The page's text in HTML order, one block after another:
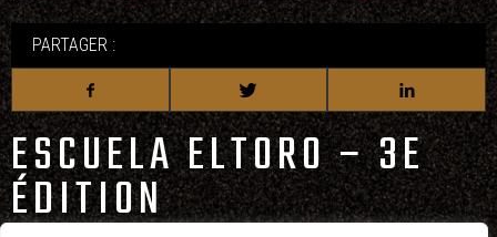
PARTAGER :
ESCUELA ELTORO – 3E
ÉDITION